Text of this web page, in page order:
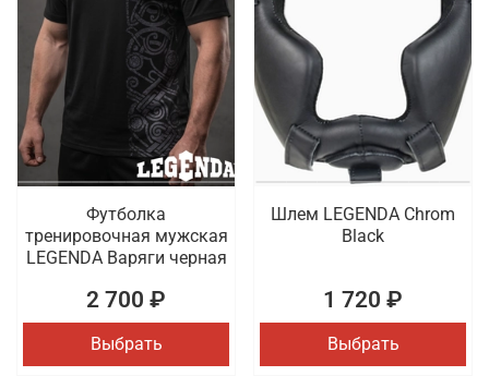
Футболка
тренировочная мужская
LEGENDA Варяги черная
2 700 ₽
Выбрать
Шлем LEGENDA Chrom
Black
1 720 ₽
Выбрать